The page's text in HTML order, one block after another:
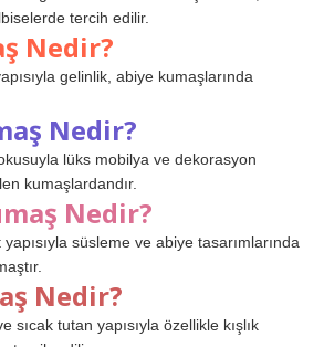
tercih edilir.
Nedir?
gelinlik, abiye kumaşlarında
Nedir?
lüks mobilya ve dekorasyon
kumaşlardandır.
Nedir?
süsleme ve abiye tasarımlarında
Nedir?
sıcak tutan yapısıyla özellikle kışlık